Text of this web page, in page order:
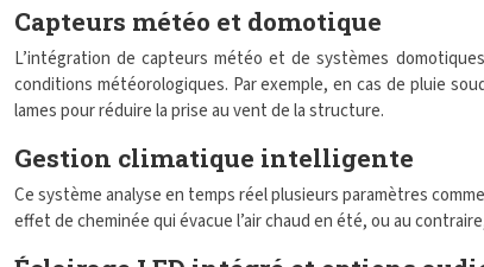
Capteurs météo et domotique
L’intégration de capteurs météo et de systèmes
conditions météorologiques. Par exemple, en cas de pluie
lames pour réduire la prise au vent de la structure.
Gestion climatique intelligente
Ce système analyse en temps réel plusieurs paramètres
effet de cheminée qui évacue l’air chaud en été, ou au